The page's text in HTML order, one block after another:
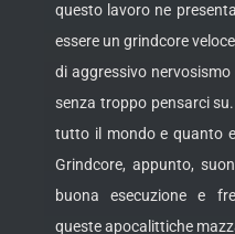
questo lavoro ne
essere un grindcore
di aggressivo
senza troppo pensarci
tutto il mondo e quanto
Grindcore, appunto,
buona esecuzione e
queste apocalittiche